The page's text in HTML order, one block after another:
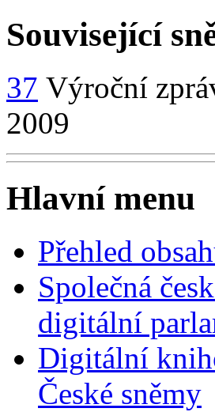
Související
37 Výroční
2009
Hlavní menu
Přehled
Společná
digitální
Digitální
České sněmy